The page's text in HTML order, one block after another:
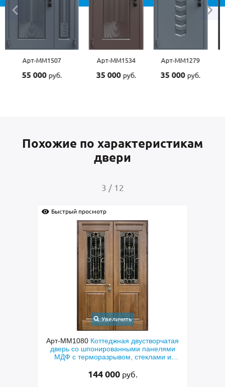
Арт-ММ1507
55 000 руб.
Арт-ММ1534
35 000 руб.
Арт-ММ1279
35 000 руб.
Похожие по характеристикам
двери
3 / 12
Быстрый просмотр
Увеличить
Арт-ММ1080 Коттеджная двустворчатая
дверь со шпонированными панелями
МДФ с терморазрывом, стеклами и
144 000 руб.